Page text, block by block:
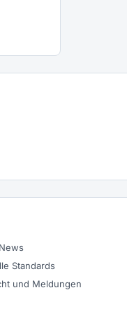
Standards
und Meldungen